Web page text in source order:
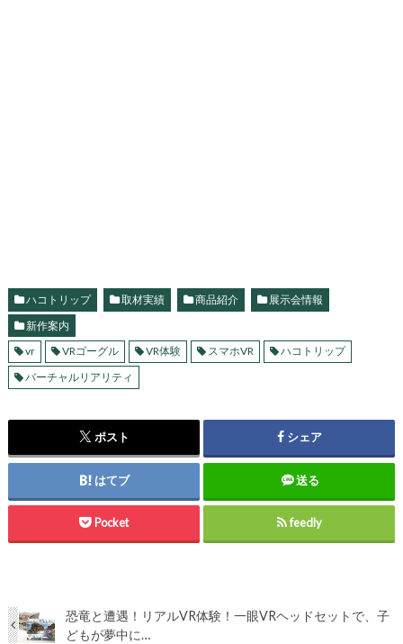
ハコトリップ 取材実績 商品紹介
展示会情報
新作案内
vr
VRゴーグル VR体験 スマホVR
ハコトリップ
バーチャルリアリティ
ポスト シェア
はてブ 送る
Pocket feedly
恐竜と遭遇！リアルVR体験！一眼VRヘッドセットで、子
どもが夢中に…